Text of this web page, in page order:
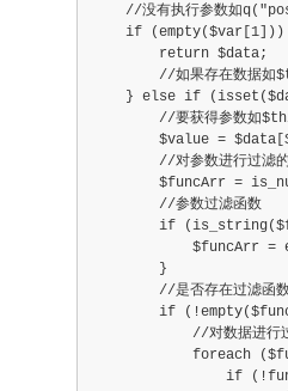
//没有执行参数如
if (empty($var[1]))
        return $data;
//如果存在数据
} else if
//要获得参数如
$value =
//对参数进行过滤
$funcArr =
        //参数过滤函数
if
$funcArr =
        }
//是否存在过滤函
if
//对数据进行
foreach
if